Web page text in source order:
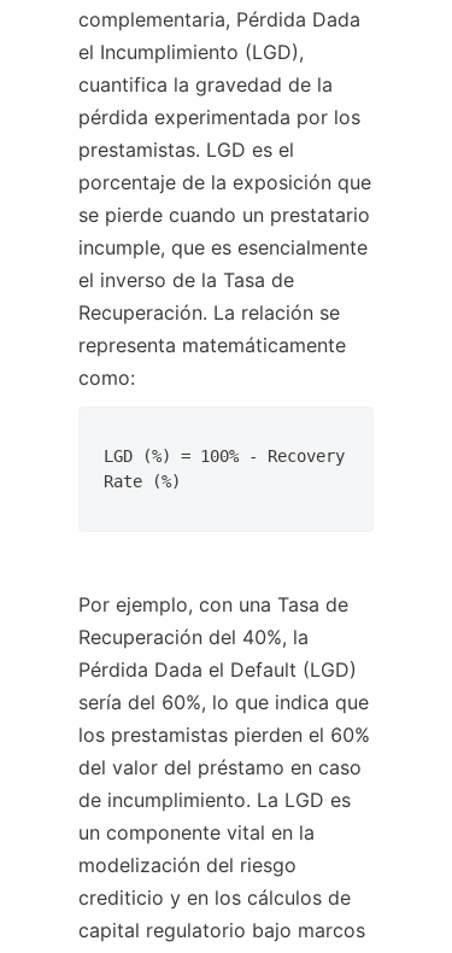
complementaria, Pérdida Dada
el Incumplimiento (LGD),
cuantifica la gravedad de la
pérdida experimentada por los
prestamistas. LGD es el
porcentaje de la exposición que
se pierde cuando un prestatario
incumple, que es esencialmente
el inverso de la Tasa de
Recuperación. La relación se
representa matemáticamente
como:
LGD (%) = 100% - Recovery
Rate (%)
Por ejemplo, con una Tasa de
Recuperación del 40%, la
Pérdida Dada el Default (LGD)
sería del 60%, lo que indica que
los prestamistas pierden el 60%
del valor del préstamo en caso
de incumplimiento. La LGD es
un componente vital en la
modelización del riesgo
crediticio y en los cálculos de
capital regulatorio bajo marcos